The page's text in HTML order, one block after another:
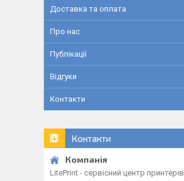
Доставка та оплата
Про нас
Публікації
Відгуки
Контакти
Контакти
LitePrint - сервісний центр принтерів